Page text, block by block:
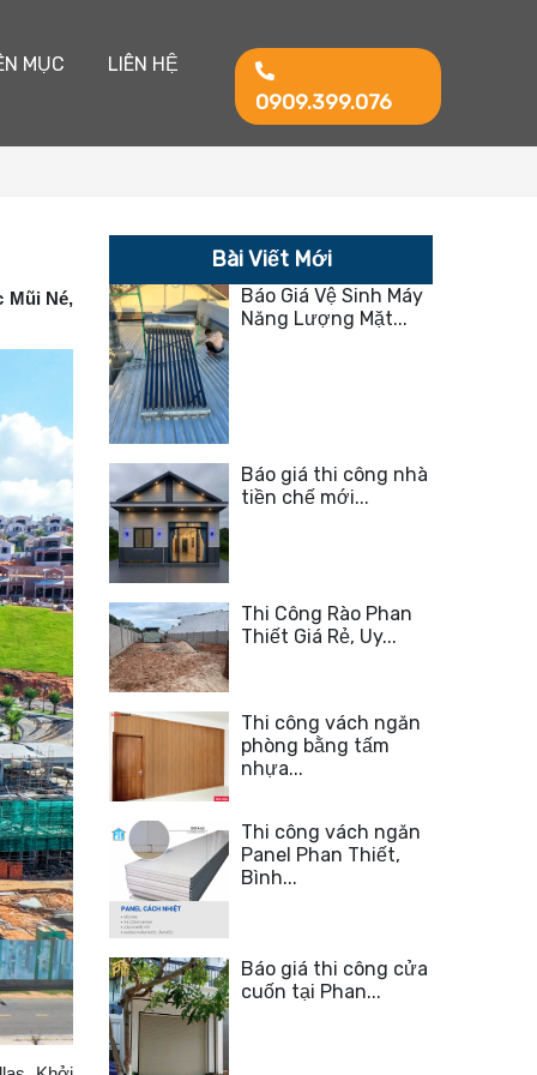
MỤC LIÊN HỆ
0909.399.076
Mũi Né,
Bài Viết Mới
Báo Giá Vệ Sinh Máy
Năng Lượng Mặt...
Báo giá thi công nhà
tiền chế mới...
Thi Công Rào Phan
Thiết Giá Rẻ, Uy...
Thi công vách ngăn
phòng bằng tấm
nhựa...
Thi công vách ngăn
Panel Phan Thiết,
Bình...
Báo giá thi công cửa
cuốn tại Phan...